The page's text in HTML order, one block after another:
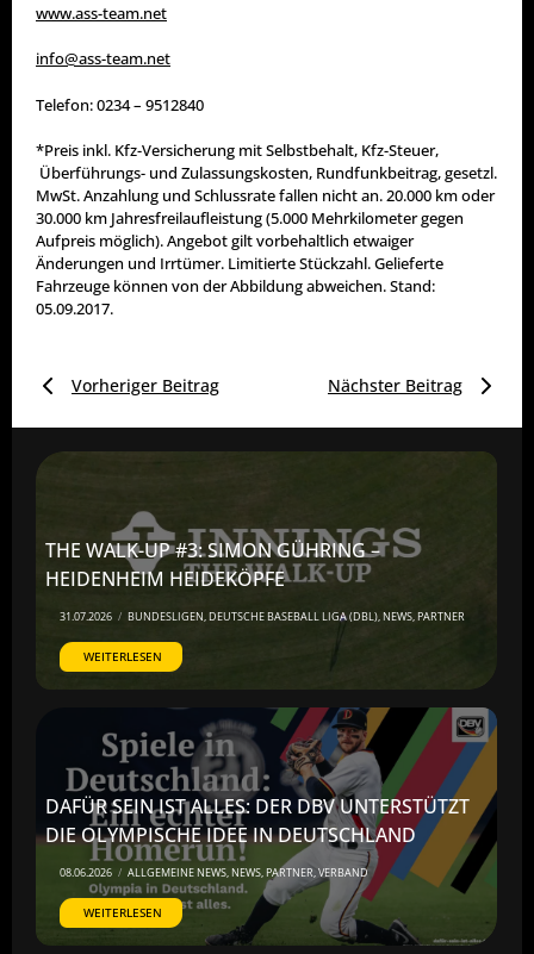
www.ass-team.net
info@ass-team.net
Telefon: 0234 – 9512840
*Preis inkl. Kfz-Versicherung mit Selbstbehalt, Kfz-Steuer,
Überführungs- und Zulassungskosten, Rundfunkbeitrag, gesetzl.
MwSt. Anzahlung und Schlussrate fallen nicht an. 20.000 km oder
30.000 km Jahresfreilaufleistung (5.000 Mehrkilometer gegen
Aufpreis möglich). Angebot gilt vorbehaltlich etwaiger
Änderungen und Irrtümer. Limitierte Stückzahl. Gelieferte
Fahrzeuge können von der Abbildung abweichen. Stand:
05.09.2017.
Vorheriger Beitrag Nächster Beitrag
THE WALK-UP #3: SIMON GÜHRING –
HEIDENHEIM HEIDEKÖPFE
31.07.2026 / BUNDESLIGEN,DEUTSCHE BASEBALL LIGA (DBL),NEWS,PARTNER
WEITERLESEN
DAFÜR SEIN IST ALLES: DER DBV UNTERSTÜTZT
DIE OLYMPISCHE IDEE IN DEUTSCHLAND
08.06.2026 / ALLGEMEINE NEWS,NEWS,PARTNER,VERBAND
WEITERLESEN